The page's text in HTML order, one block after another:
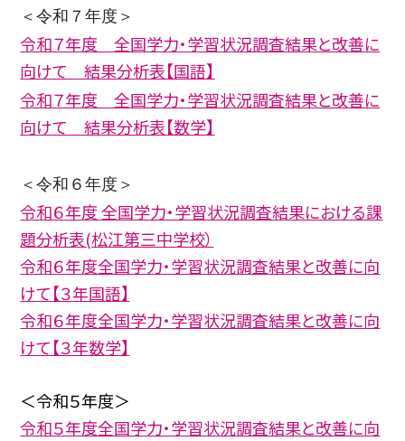
＜令和７年度＞
令和７年度 全国学力・学習状況調査結果と改善に
向けて 結果分析表【国語】
令和７年度 全国学力・学習状況調査結果と改善に
向けて 結果分析表【数学】
＜令和６年度＞
令和６年度 全国学力・学習状況調査結果における課
題分析表(松江第三中学校）
令和６年度全国学力・学習状況調査結果と改善に向
けて【３年国語】
令和６年度全国学力・学習状況調査結果と改善に向
けて【３年数学】
＜令和５年度＞
令和５年度全国学力・学習状況調査結果と改善に向